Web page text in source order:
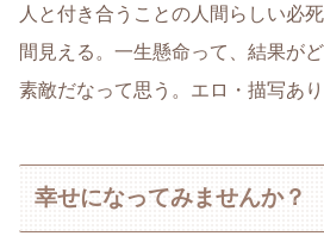
人と付き合うことの人間らしい必
間見える。一生懸命って、結果が
素敵だなって思う。エロ・描写あり
幸せになってみませんか？